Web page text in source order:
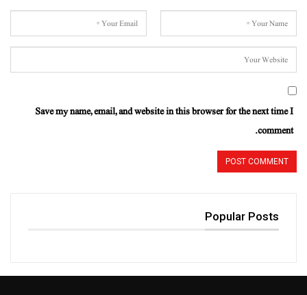
Save my name, email, and website in this browser for the next time I
comment.
Popular Posts